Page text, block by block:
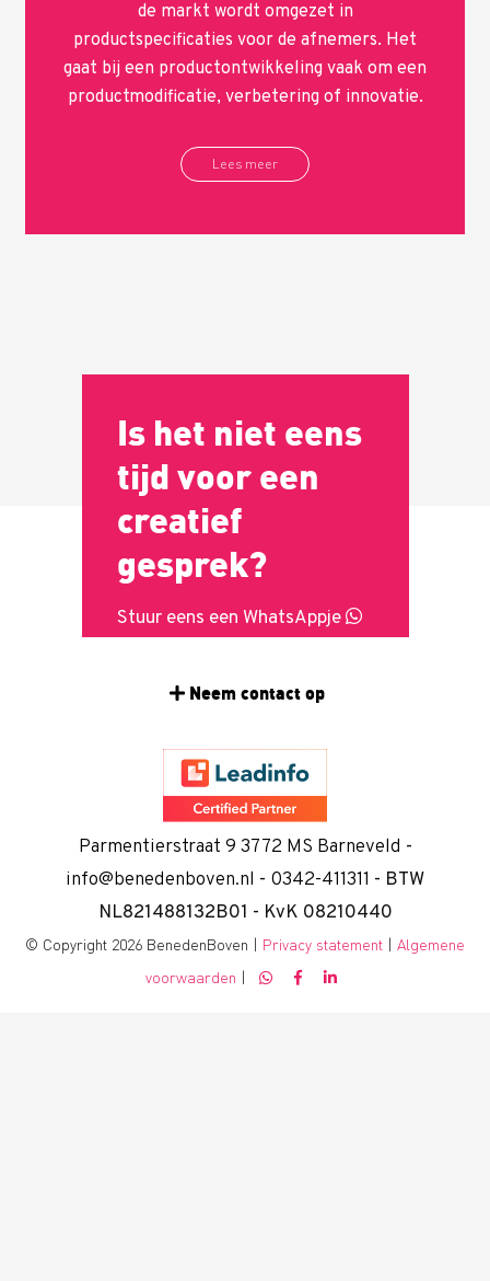
de markt wordt omgezet in
productspecificaties voor de afnemers. Het
gaat bij een productontwikkeling vaak om een
productmodificatie, verbetering of innovatie.
Lees meer
Is het niet eens
tijd voor een
creatief
gesprek?
Stuur eens een WhatsAppje
Neem contact op
Parmentierstraat 9 3772 MS Barneveld -
info@benedenboven.nl - 0342-411311 - BTW
NL821488132B01 - KvK 08210440
© Copyright 2026 BenedenBoven | Privacy statement | Algemene
voorwaarden |